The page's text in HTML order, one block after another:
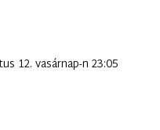
12. vasárnap-n 23:05